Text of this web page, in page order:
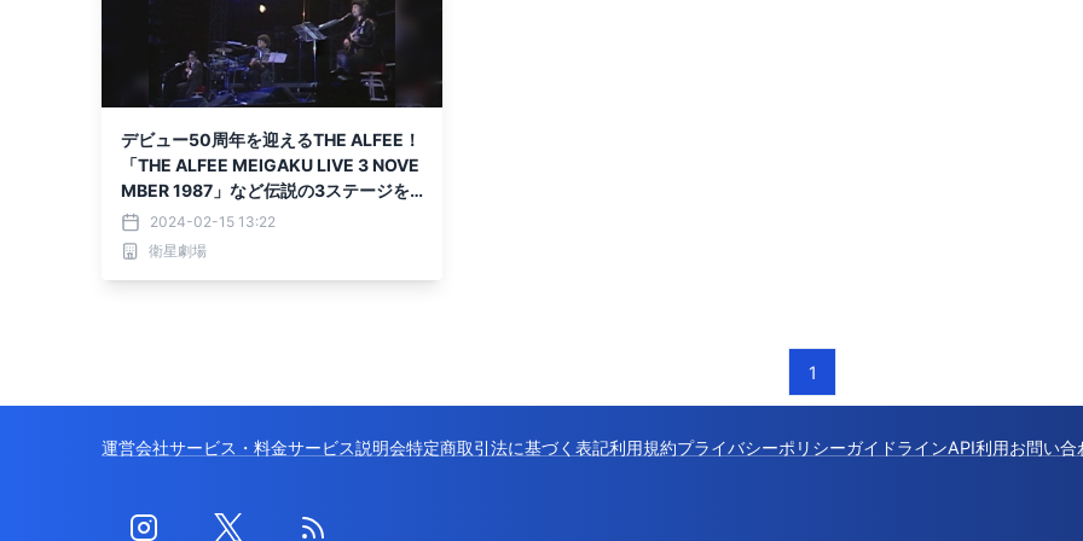
デビュー50周年を迎えるTHE ALFEE！
「THE ALFEE MEIGAKU LIVE 3 NOVE
MBER 1987」など伝説の3ステージを3
月3日(日)他テレビ初放送！CS衛星劇
場
2024-02-15 13:22
衛星劇場
1
運営会社サービス・料金サービス説明会特定商取引法に基づく表記利用規約プライバシーポリシーガイドラインAPI利用お問い合